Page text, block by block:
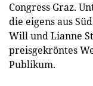
Congress Graz.
die eigens aus
Will und Lianne
preisgekröntes
Publikum.